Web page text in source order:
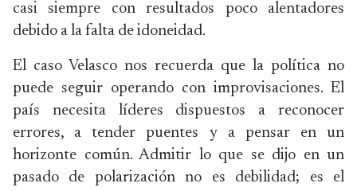
casi siempre con resultados poco alentadores
debido a la falta de idoneidad.
El caso Velasco nos recuerda que la política no
puede seguir operando con improvisaciones. El
país necesita líderes dispuestos a reconocer
errores, a tender puentes y a pensar en un
horizonte común. Admitir lo que se dijo en un
pasado de polarización no es debilidad; es el